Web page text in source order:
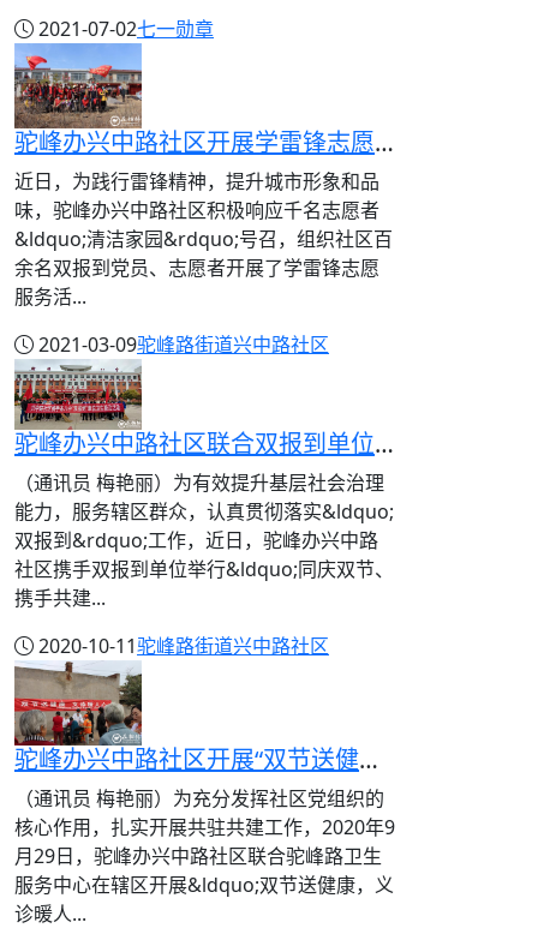
2021-07-02七一勋章
驼峰办兴中路社区开展学雷锋志愿服务活动
近日，为践行雷锋精神，提升城市形象和品
味，驼峰办兴中路社区积极响应千名志愿者
&ldquo;清洁家园&rdquo;号召，组织社区百
余名双报到党员、志愿者开展了学雷锋志愿
服务活...
2021-03-09驼峰路街道兴中路社区
驼峰办兴中路社区联合双报到单位开展“同庆双节、携手共建”系列活动
（通讯员 梅艳丽）为有效提升基层社会治理
能力，服务辖区群众，认真贯彻落实&ldquo;
双报到&rdquo;工作，近日，驼峰办兴中路
社区携手双报到单位举行&ldquo;同庆双节、
携手共建...
2020-10-11驼峰路街道兴中路社区
驼峰办兴中路社区开展“双节送健康，义诊暖人心”活动
（通讯员 梅艳丽）为充分发挥社区党组织的
核心作用，扎实开展共驻共建工作，2020年9
月29日，驼峰办兴中路社区联合驼峰路卫生
服务中心在辖区开展&ldquo;双节送健康，义
诊暖人...